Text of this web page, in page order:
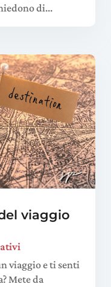
di...
viaggio
viaggio e ti senti
Mete da